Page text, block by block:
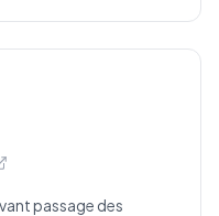
passage des